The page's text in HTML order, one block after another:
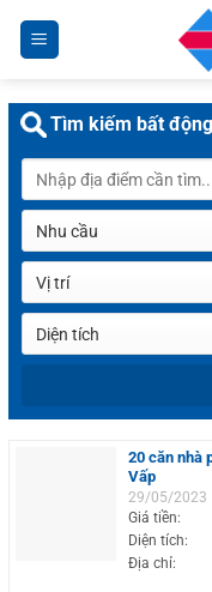
dung
20 căn nhà
Vấp
29/05/2023
Giá tiền:
Diện tích:
Địa chỉ:
Tìm kiếm bất